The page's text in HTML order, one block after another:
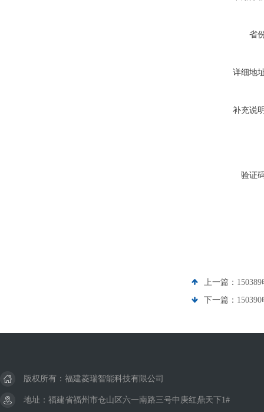
省
详细地
补充说
验证
上一篇：
下一篇：
版权所有：福建菱瑞智能科技有限公司
地址：福建省福州市仓山区六一南路三号中庚红鼎天下1#